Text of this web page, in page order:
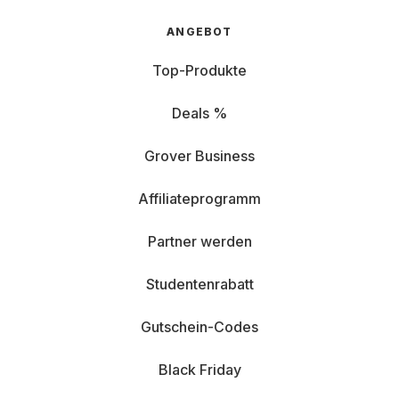
ANGEBOT
Top-Produkte
Deals %
Grover Business
Affiliateprogramm
Partner werden
Studentenrabatt
Gutschein-Codes
Black Friday